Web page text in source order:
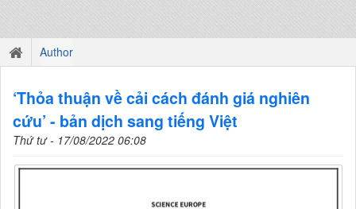
Author
‘Thỏa thuận về cải cách đánh giá nghiên
cứu’ - bản dịch sang tiếng Việt
Thứ tư - 17/08/2022 06:08